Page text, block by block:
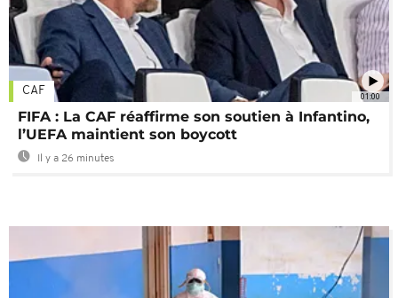
01:00
CAF
FIFA : La CAF réaffirme son soutien à Infantino,
l’UEFA maintient son boycott
Il y a 26 minutes